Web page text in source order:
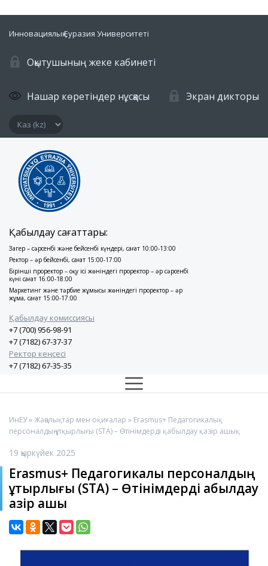
Инновациялық Еуразия Университеті
Оқытушының жеке кабинеті
Нашар көретіндер нұсқасы Экран дикторы
Қабылдау сағаттары:
Заңгер – сәрсенбі және бейсенбі күндері, сағат 10:00-13:00
Ректор – әр бейсенбі, сағат 15:00-17:00
Бірінші проректор – оқу ісі жөніндегі проректор – әр сәрсенбі
күні сағат 16:00-18:00
Маркетинг және тәрбие жұмысы жөніндегі проректор – әр
жұма, сағат 15:00-17:00
Қабылдау комиссиясы
+7 (700) 956-98-91
+7 (7182) 67-37-37
Ректор кеңсесі
+7 (7182) 67-35-35
ИнЕУ»Жаңалықтар мен оқиғалар » Erasmus+ Педагогикалық
персоналдың ұтқырлығы (STA) – Өтінімдерді қабылдау қазір ашық
19 қыркүйек 2025
Erasmus+ Педагогикалық персоналдың
ұтқырлығы (STA) – Өтінімдерді қабылдау
қазір ашық